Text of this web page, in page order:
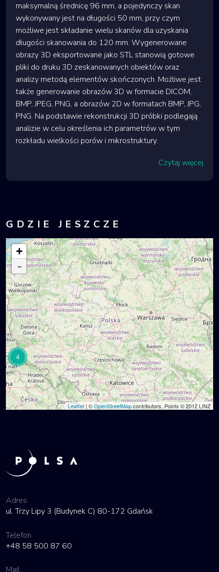
maksymalną średnicę 96 mm, a pojedynczy skan
wykonywany jest na długości 50 mm, przy czym
możliwe jest składanie wielu skanów dla uzyskania
długości skanowania do 120 mm. Wygenerowane
obrazy 3D eksportowane jako STL stanowią gotowe
pliki do druku 3D zeskanowanych obiektów oraz
analizy metodą elementów skończonych. Możliwe jest
także generowanie obrazów 3D w formacie DICOM,
BMP, JPEG, PNG, a obrazów 2D w formatach BMP, JPG,
PNG. Na podstawie rekonstrukcji 3D próbki podlegają
analizie w celu określenia ich parametrów w tym
rozkładu wielkości porów i mikrostruktury.
Czytaj więcej
GDZIE JESZCZE
4
+
-
Leaflet| ©OpenStreetMapcontributors, Points © 2012 LINZ
Adres:
ul. Trzy Lipy 3 (Budynek C) 80-172 Gdańsk
Telefon
+48 58 500 87 60
Mail: